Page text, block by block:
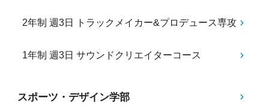
2年制 週3日 トラックメイカー&プロデュース専攻
1年制 週3日 サウンドクリエイターコース
スポーツ・デザイン学部